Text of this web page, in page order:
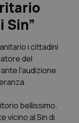
Sin”
i cittadini
del
l'audizione
bellissimo.
vicino al Sin di